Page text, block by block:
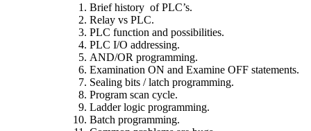
Brief history of PLC’s.
Relay vs PLC.
PLC function and possibilities.
PLC I/O addressing.
AND/OR programming.
Examination ON and Examine OFF statements.
Sealing bits / latch programming.
Program scan cycle.
Ladder logic programming.
Batch programming.